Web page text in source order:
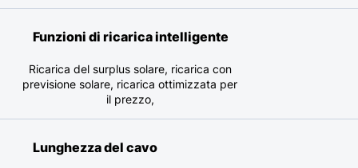
Funzioni di ricarica intelligente
Ricarica del surplus solare, ricarica con
previsione solare, ricarica ottimizzata per
il prezzo,
Lunghezza del cavo